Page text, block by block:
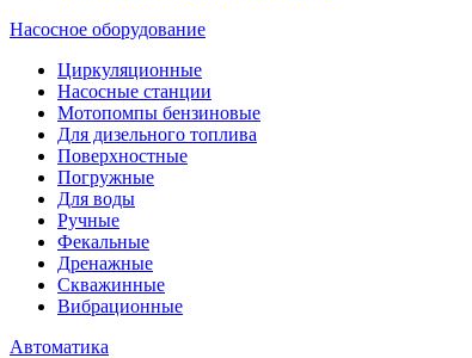
Насосное оборудование
Циркуляционные
Насосные станции
Мотопомпы бензиновые
Для дизельного топлива
Поверхностные
Погружные
Для воды
Ручные
Фекальные
Дренажные
Скважинные
Вибрационные
Автоматика